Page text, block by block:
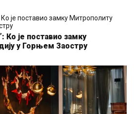
Ко је поставио замку
у Горњем Заостру